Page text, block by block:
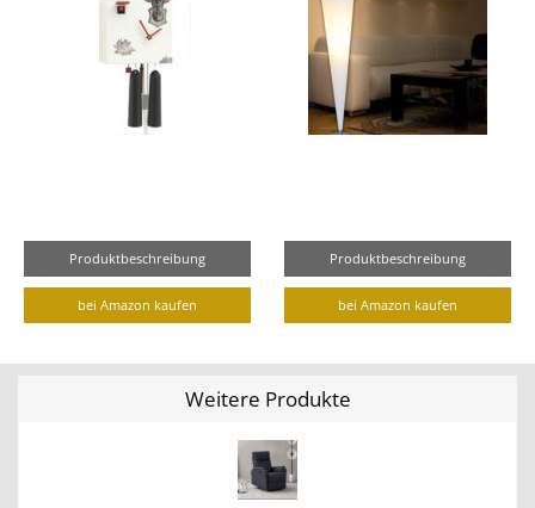
Produktbeschreibung
bei Amazon kaufen
Produktbeschreibung
bei Amazon kaufen
Weitere Produkte